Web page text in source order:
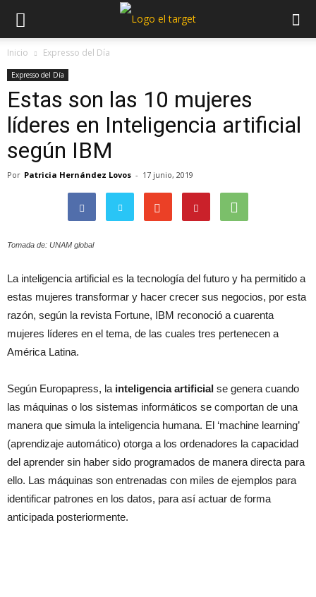
Inicio Expresso del Día
Expresso del Día
Estas son las 10 mujeres
líderes en Inteligencia artificial
según IBM
Por Patricia Hernández Lovos - 17 junio, 2019
Tomada de: UNAM global
La inteligencia artificial es la tecnología del futuro y ha permitido a
estas mujeres transformar y hacer crecer sus negocios, por esta
razón, según la revista Fortune, IBM reconoció a cuarenta
mujeres líderes en el tema, de las cuales tres pertenecen a
América Latina.
Según Europapress, la inteligencia artificial se genera cuando
las máquinas o los sistemas informáticos se comportan de una
manera que simula la inteligencia humana. El ‘machine learning’
(aprendizaje automático) otorga a los ordenadores la capacidad
del aprender sin haber sido programados de manera directa para
ello. Las máquinas son entrenadas con miles de ejemplos para
identificar patrones en los datos, para así actuar de forma
anticipada posteriormente.